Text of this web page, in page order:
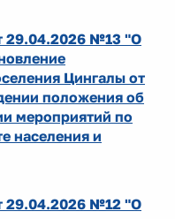
29.04.2026 №13 "О
Цингалы от
положения об
мероприятий по
населения и
29.04.2026 №12 "О